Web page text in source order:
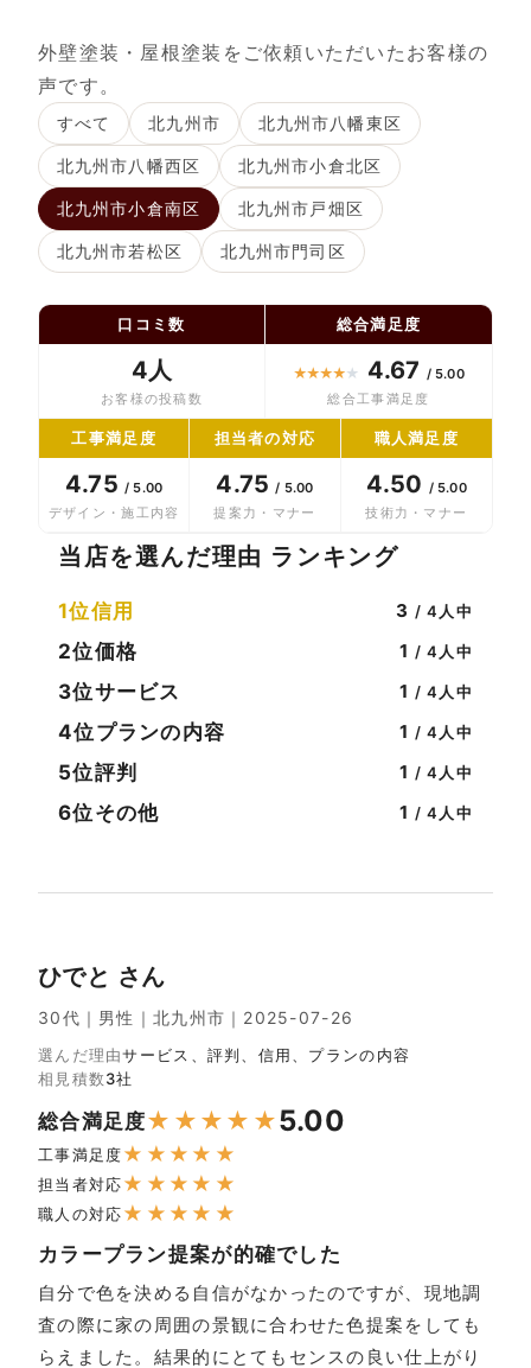
外壁塗装・屋根塗装をご依頼いただいたお客様の
声です。
すべて 北九州市 北九州市八幡東区
北九州市八幡西区 北九州市小倉北区
北九州市小倉南区 北九州市戸畑区
北九州市若松区 北九州市門司区
口コミ数
4人
お客様の投稿数
総合満足度
★★★★★ 4.67 / 5.00
総合工事満足度
工事満足度
4.75 / 5.00
デザイン・施工内容
担当者の対応
4.75 / 5.00
提案力・マナー
職人満足度
4.50 / 5.00
技術力・マナー
当店を選んだ理由 ランキング
1位信用 3 / 4人中
2位価格 1 / 4人中
3位サービス 1 / 4人中
4位プランの内容 1 / 4人中
5位評判 1 / 4人中
6位その他 1 / 4人中
ひでと さん
30代｜男性｜北九州市｜2025-07-26
選んだ理由サービス、評判、信用、プランの内容
相見積数3社
総合満足度★ ★ ★ ★ ★5.00
工事満足度★ ★ ★ ★ ★
担当者対応★ ★ ★ ★ ★
職人の対応★ ★ ★ ★ ★
カラープラン提案が的確でした
自分で色を決める自信がなかったのですが、現地調
査の際に家の周囲の景観に合わせた色提案をしても
らえました。結果的にとてもセンスの良い仕上がり